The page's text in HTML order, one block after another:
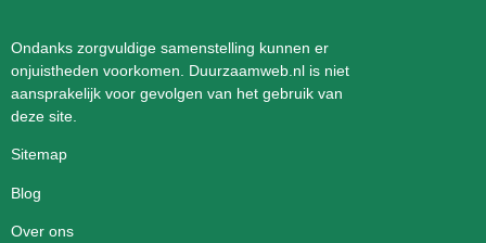
Ondanks zorgvuldige samenstelling kunnen er
onjuistheden voorkomen. Duurzaamweb.nl is niet
aansprakelijk voor gevolgen van het gebruik van
deze site.
Sitemap
Blog
Over ons